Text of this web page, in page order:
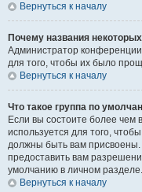
Вернуться к началу
Почему названия
Администратор конференции
для того, чтобы их было
Вернуться к началу
Что такое группа по
Если вы состоите более чем
используется для того,
должны быть вам
предоставить вам
умолчанию в личном разделе.
Вернуться к началу